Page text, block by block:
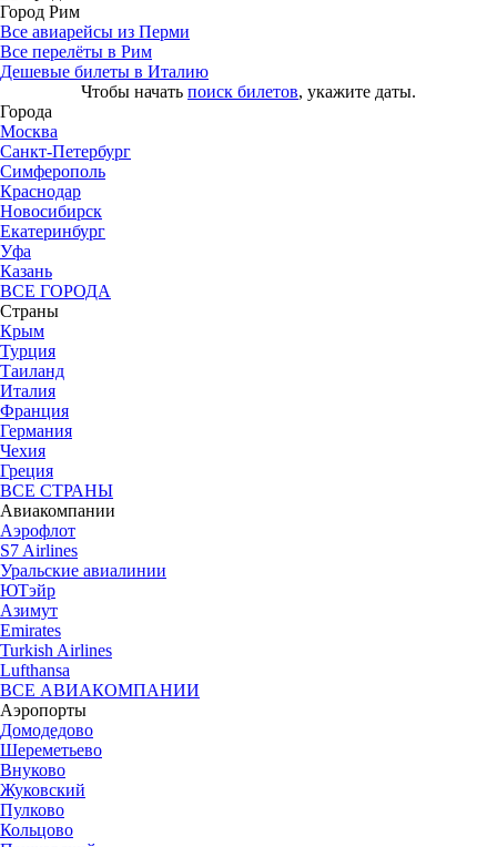
Город Рим
Все авиарейсы из Перми
Все перелёты в Рим
Дешевые билеты в Италию
Чтобы начать поиск билетов, укажите даты.
Города
Москва
Санкт-Петербург
Симферополь
Краснодар
Новосибирск
Екатеринбург
Уфа
Казань
ВСЕ ГОРОДА
Страны
Крым
Турция
Таиланд
Италия
Франция
Германия
Чехия
Греция
ВСЕ СТРАНЫ
Авиакомпании
Аэрофлот
S7 Airlines
Уральские авиалинии
ЮТэйр
Азимут
Emirates
Turkish Airlines
Lufthansa
ВСЕ АВИАКОМПАНИИ
Аэропорты
Домодедово
Шереметьево
Внуково
Жуковский
Пулково
Кольцово